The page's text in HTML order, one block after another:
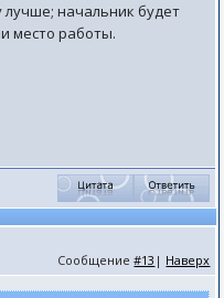
лучше; начальник будет
место работы.
Сообщение#13 | Наверх